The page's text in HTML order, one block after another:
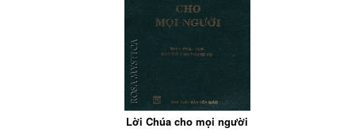
Lời Chúa cho mọi người